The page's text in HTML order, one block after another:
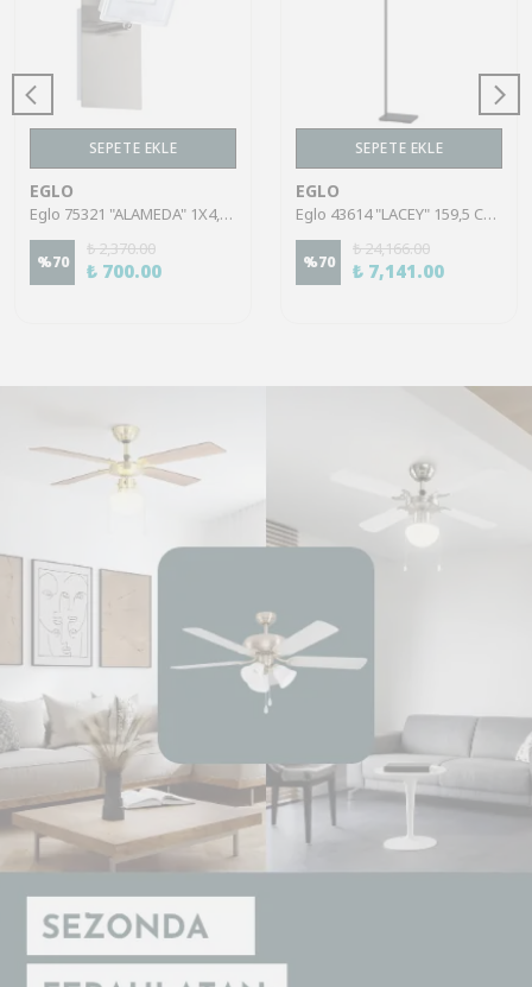
SEPETE EKLE
EGLO
Eglo 75321 "ALAMEDA" 1X4,5W Çelik Nikel Mat Sıva Üstü Spot
%70
₺ 2,370.00
₺ 700.00
SEPETE EKLE
EGLO
Eglo 43614 "LACEY" 159,5 Cm Yüksekliğinde Çelik, Ahşap Köşe Lambası Lambader
%70
₺ 24,166.00
₺ 7,141.00